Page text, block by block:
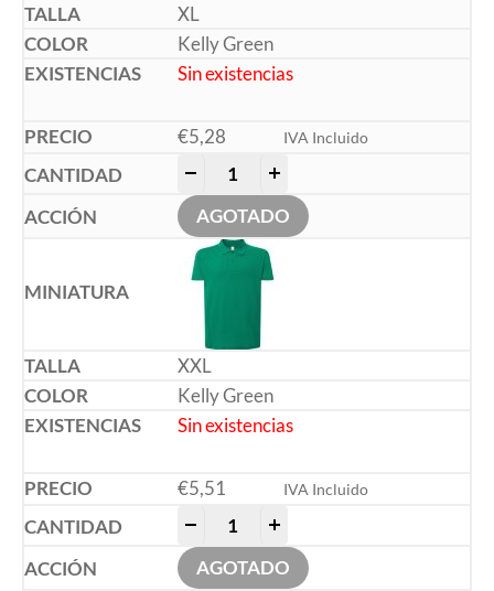
XL
Kelly Green
Sin existencias
€5,28 IVA Incluido
AGOTADO
XXL
Kelly Green
Sin existencias
€5,51 IVA Incluido
AGOTADO